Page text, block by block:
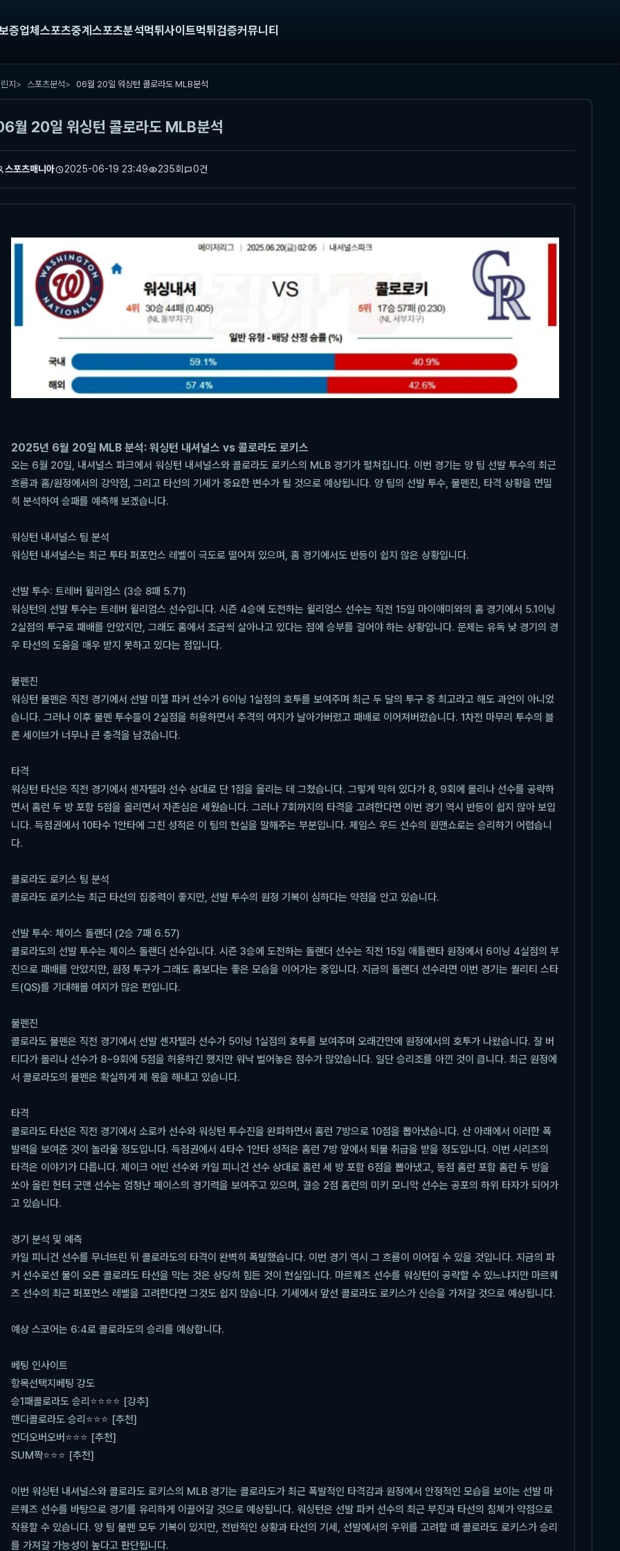
증업체 스포츠중계 스포츠분석먹튀사이트먹튀검증커뮤니티
지 스포츠분석 06월 20일 워싱턴 콜로라도 MLB분석
월 20일 워싱턴 콜로라도 MLB분석
스포츠매니아 2025-06-19 23:49 235회 0건
2025년 6월 20일 MLB 분석: 워싱턴 내셔널스 vs 콜로라도 로키스
오는 6월 20일, 내셔널스 파크에서 워싱턴 내셔널스와 콜로라도 로키스의 MLB 경기가 펼쳐집니다. 이번 경기는 양 팀 선발 투수의 최근
흐름과 홈/원정에서의 강약점, 그리고 타선의 기세가 중요한 변수가 될 것으로 예상됩니다. 양 팀의 선발 투수, 불펜진, 타격 상황을 면밀
히 분석하여 승패를 예측해 보겠습니다.
워싱턴 내셔널스 팀 분석
워싱턴 내셔널스는 최근 투타 퍼포먼스 레벨이 극도로 떨어져 있으며, 홈 경기에서도 반등이 쉽지 않은 상황입니다.
선발 투수: 트레버 윌리엄스 (3승 8패 5.71)
워싱턴의 선발 투수는 트레버 윌리엄스 선수입니다. 시즌 4승에 도전하는 윌리엄스 선수는 직전 15일 마이애미와의 홈 경기에서 5.1이닝
2실점의 투구로 패배를 안았지만, 그래도 홈에서 조금씩 살아나고 있다는 점에 승부를 걸어야 하는 상황입니다. 문제는 유독 낮 경기의 경
우 타선의 도움을 매우 받지 못하고 있다는 점입니다.
불펜진
워싱턴 불펜은 직전 경기에서 선발 미첼 파커 선수가 6이닝 1실점의 호투를 보여주며 최근 두 달의 투구 중 최고라고 해도 과언이 아니었
습니다. 그러나 이후 불펜 투수들이 2실점을 허용하면서 추격의 여지가 날아가버렸고 패배로 이어져버렸습니다. 1차전 마무리 투수의 블
론 세이브가 너무나 큰 충격을 남겼습니다.
타격
워싱턴 타선은 직전 경기에서 센자텔라 선수 상대로 단 1점을 올리는 데 그쳤습니다. 그렇게 막혀 있다가 8, 9회에 몰리나 선수를 공략하
면서 홈런 두 방 포함 5점을 올리면서 자존심은 세웠습니다. 그러나 7회까지의 타격을 고려한다면 이번 경기 역시 반등이 쉽지 않아 보입
니다. 득점권에서 10타수 1안타에 그친 성적은 이 팀의 현실을 말해주는 부분입니다. 제임스 우드 선수의 원맨쇼로는 승리하기 어렵습니
다.
콜로라도 로키스 팀 분석
콜로라도 로키스는 최근 타선의 집중력이 좋지만, 선발 투수의 원정 기복이 심하다는 약점을 안고 있습니다.
선발 투수: 체이스 돌랜더 (2승 7패 6.57)
콜로라도의 선발 투수는 체이스 돌랜더 선수입니다. 시즌 3승에 도전하는 돌랜더 선수는 직전 15일 애틀랜타 원정에서 6이닝 4실점의 부
진으로 패배를 안았지만, 원정 투구가 그래도 홈보다는 좋은 모습을 이어가는 중입니다. 지금의 돌랜더 선수라면 이번 경기는 퀄리티 스타
트(QS)를 기대해볼 여지가 많은 편입니다.
불펜진
콜로라도 불펜은 직전 경기에서 선발 센자텔라 선수가 5이닝 1실점의 호투를 보여주며 오래간만에 원정에서의 호투가 나왔습니다. 잘 버
티다가 몰리나 선수가 8~9회에 5점을 허용하긴 했지만 워낙 벌어놓은 점수가 많았습니다. 일단 승리조를 아낀 것이 큽니다. 최근 원정에
서 콜로라도의 불펜은 확실하게 제 몫을 해내고 있습니다.
타격
콜로라도 타선은 직전 경기에서 소로카 선수와 워싱턴 투수진을 완파하면서 홈런 7방으로 10점을 뽑아냈습니다. 산 아래에서 이러한 폭
발력을 보여준 것이 놀라울 정도입니다. 득점권에서 4타수 1안타 성적은 홈런 7방 앞에서 퇴물 취급을 받을 정도입니다. 이번 시리즈의
타격은 이야기가 다릅니다. 제이크 어빈 선수와 카일 피니건 선수 상대로 홈런 세 방 포함 6점을 뽑아냈고, 동점 홈런 포함 홈런 두 방을
쏘아 올린 헌터 굿맨 선수는 엄청난 페이스의 경기력을 보여주고 있으며, 결승 2점 홈런의 미키 모니악 선수는 공포의 하위 타자가 되어가
고 있습니다.
경기 분석 및 예측
카일 피니건 선수를 무너뜨린 뒤 콜로라도의 타격이 완벽히 폭발했습니다. 이번 경기 역시 그 흐름이 이어질 수 있을 것입니다. 지금의 파
커 선수로선 물이 오른 콜로라도 타선을 막는 것은 상당히 힘든 것이 현실입니다. 마르퀘즈 선수를 워싱턴이 공략할 수 있느냐지만 마르퀘
즈 선수의 최근 퍼포먼스 레벨을 고려한다면 그것도 쉽지 않습니다. 기세에서 앞선 콜로라도 로키스가 신승을 가져갈 것으로 예상됩니다.
예상 스코어는 6:4로 콜로라도의 승리를 예상합니다.
베팅 인사이트
항목선택지 베팅 강도
승1패콜로라도 승리 ⭐⭐⭐⭐ [강추]
핸디 콜로라도 승리 ⭐⭐⭐ [추천]
언더오버오버 ⭐⭐⭐ [추천]
SUM짝⭐⭐⭐ [추천]
이번 워싱턴 내셔널스와 콜로라도 로키스의 MLB 경기는 콜로라도가 최근 폭발적인 타격감과 원정에서 안정적인 모습을 보이는 선발 마
르퀘즈 선수를 바탕으로 경기를 유리하게 이끌어갈 것으로 예상됩니다. 워싱턴은 선발 파커 선수의 최근 부진과 타선의 침체가 약점으로
작용할 수 있습니다. 양 팀 불펜 모두 기복이 있지만, 전반적인 상황과 타선의 기세, 선발에서의 우위를 고려할 때 콜로라도 로키스가 승리
를 가져갈 가능성이 높다고 판단됩니다.